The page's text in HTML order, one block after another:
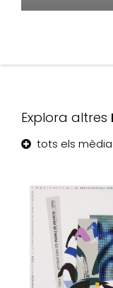
Explora altres
tots els